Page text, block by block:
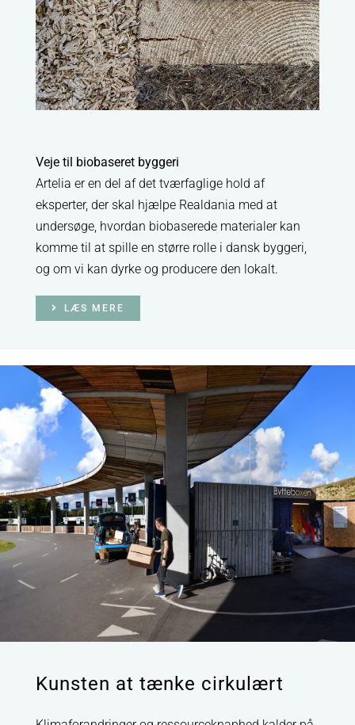
Veje til biobaseret byggeri
Artelia er en del af det tværfaglige hold af
eksperter, der skal hjælpe Realdania med at
undersøge, hvordan biobaserede materialer kan
komme til at spille en større rolle i dansk byggeri,
og om vi kan dyrke og producere den lokalt.
LÆS MERE
Kunsten at tænke cirkulært